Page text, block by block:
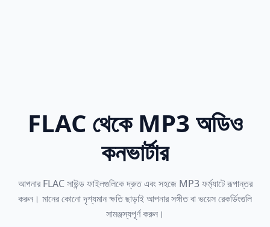
FLAC থেকে MP3 অডিও
কনভার্টার
আপনার FLAC সাউন্ড ফাইলগুলিকে দ্রুত এবং সহজে MP3 ফর্ম্যাটে রূপান্তর
করুন। মানের কোনো দৃশ্যমান ক্ষতি ছাড়াই আপনার সঙ্গীত বা ভয়েস রেকর্ডিংগুলি
সামঞ্জস্যপূর্ণ করুন।